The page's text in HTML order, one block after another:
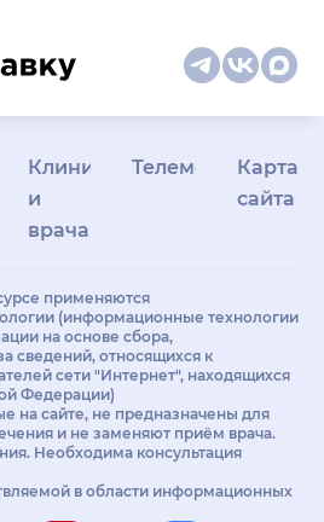
Клиникам
и
врачам
Телемедицина
Карта
сайта
применяются
(информационные технологии
на основе сбора,
сведений, относящихся к
сети "Интернет", находящихся
Федерации)
на сайте, не предназначены для
и не заменяют приём врача.
Необходима консультация
в области информационных